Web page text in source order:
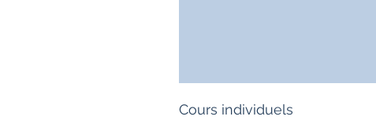
Cours individuels